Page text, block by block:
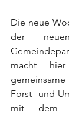
Die neue
der
macht
Forst- und
mit dem